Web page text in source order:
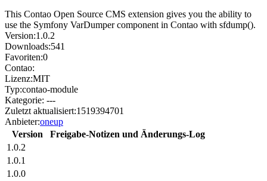
This Contao Open Source CMS extension gives you the ability to
use the Symfony VarDumper component in Contao with sfdump().
Version:1.0.2
Downloads:541
Favoriten:0
Contao:
Lizenz:MIT
Typ:contao-module
Kategorie: ---
Zuletzt aktualisiert:1519394701
Anbieter:oneup
Version
Freigabe-Notizen und Änderungs-Log
1.0.2
1.0.1
1.0.0